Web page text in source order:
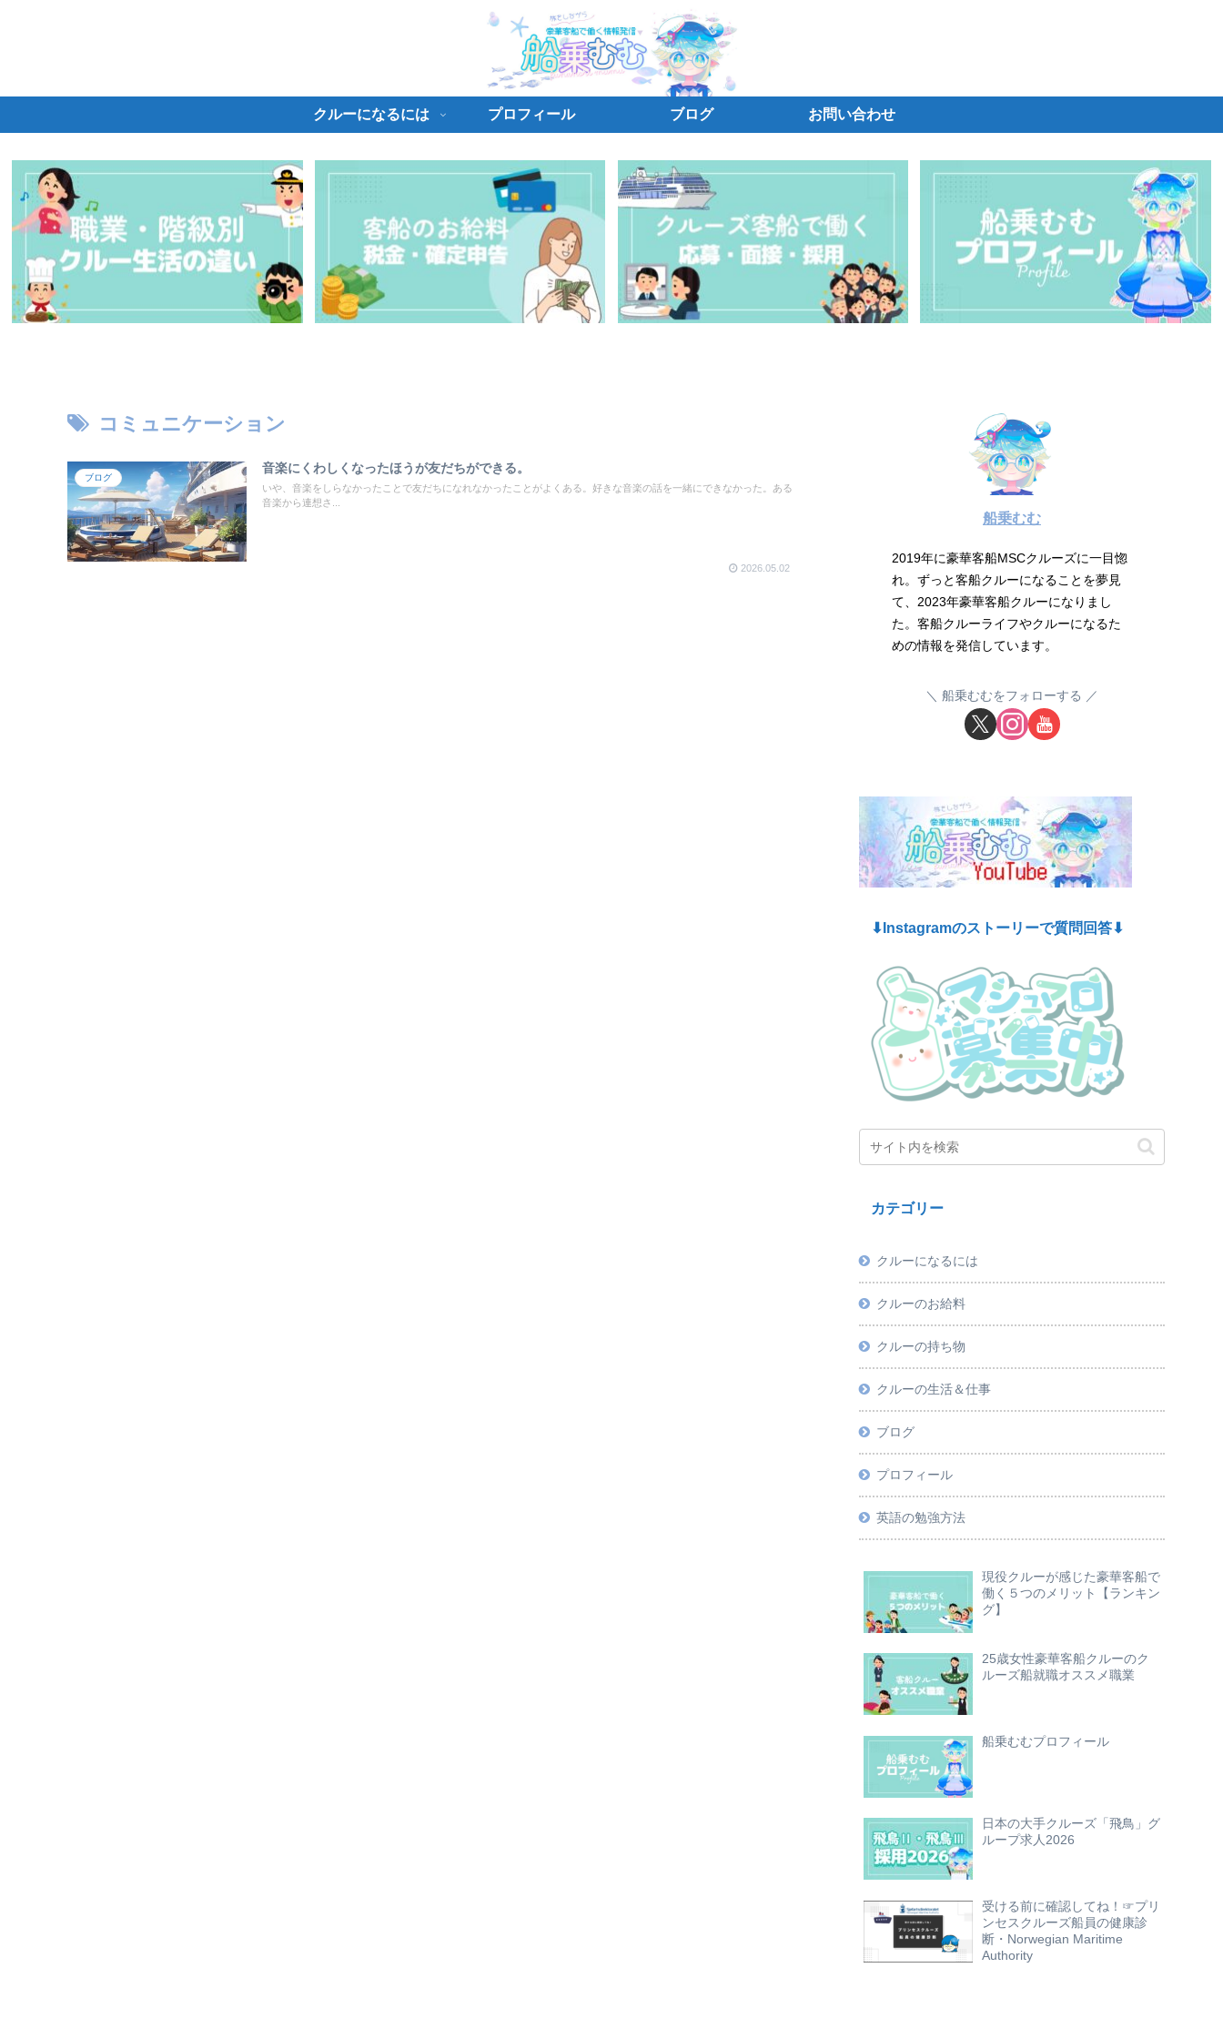
クルーになるには プロフィール ブログ お問い合わせ
コミュニケーション
ブログ
音楽にくわしくなったほうが友だちができる。
いや、音楽をしらなかったことで友だちになれなかったことがよくある。好きな音楽の話を一緒にできなかった。ある
音楽から連想さ...
2026.05.02
船乗むむ
2019年に豪華客船MSCクルーズに一目惚
れ。ずっと客船クルーになることを夢見
て、2023年豪華客船クルーになりまし
た。客船クルーライフやクルーになるた
めの情報を発信しています。
船乗むむをフォローする
⬇︎Instagramのストーリーで質問回答⬇︎
カテゴリー
クルーになるには
クルーのお給料
クルーの持ち物
クルーの生活＆仕事
ブログ
プロフィール
英語の勉強方法
現役クルーが感じた豪華客船で
働く５つのメリット【ランキン
グ】
25歳女性豪華客船クルーのク
ルーズ船就職オススメ職業
船乗むむプロフィール
日本の大手クルーズ「飛鳥」グ
ループ求人2026
受ける前に確認してね！☞プリ
ンセスクルーズ船員の健康診
断・Norwegian Maritime
Authority